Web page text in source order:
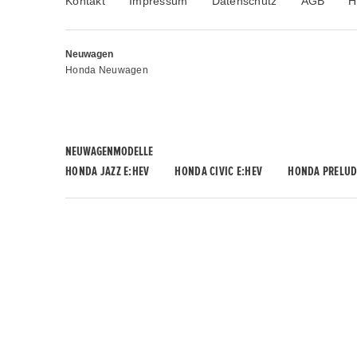
Neuwagen
Honda Neuwagen
NEUWAGENMODELLE
HONDA JAZZ E:HEV
HONDA CIVIC E:HEV HONDA